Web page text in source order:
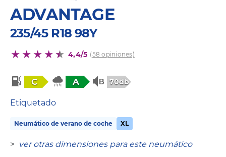
ADVANTAGE
235/45 R18 98Y
4,4/5 (58 opiniones)
C A 70db
Etiquetado
Neumático de verano de coche XL
> ver otras dimensiones para este neumático